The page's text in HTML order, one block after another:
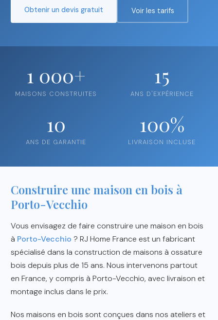
Obtenir un devis gratuit Voir les tarifs
1 000+
MAISONS CONSTRUITES
15
ANS D'EXPÉRIENCE
10
ANS DE GARANTIE
100%
LIVRAISON INCLUSE
Construire une maison en bois à
Porto-Vecchio
Vous envisagez de faire construire une maison en bois
à Porto-Vecchio ? RJ Home France est un fabricant
spécialisé dans la construction de maisons à ossature
bois depuis plus de 15 ans. Nous intervenons partout
en France, y compris à Porto-Vecchio, avec livraison et
montage inclus dans le prix.
Nos maisons en bois sont conçues dans nos ateliers et